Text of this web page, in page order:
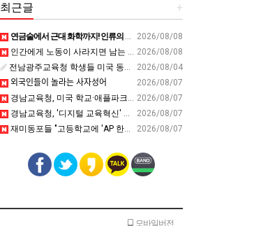
+
최근글
2026/08/08
연금술에서 근대 화학까지! 인류의 운명을 바꾼 위대한 발견 : 생각하는 청소년을 위한 과학 시리즈 2부(feat.박문호 박사)
2026/08/08
인간에게 노동이 사라지면 남는 가치
2026/08/04
전남광주교육청 학생들 미국 동부서 글로벌 리더십 체험 - 전남인터넷신문
2026/08/07
외국인들이 놀라는 사자성어
2026/08/07
경남교육청, 미국 학교·애플파크서 AI 교육 해법 찾는다 - 스트레이트뉴스
2026/08/07
경남교육청, '디지털 교육혁신' 유공 교원 24명 미국 연수 - 연합뉴스
2026/08/07
재미동포들 "고등학교에 'AP 한국어' 도입하라“ - 재외동포신문
모바일버전